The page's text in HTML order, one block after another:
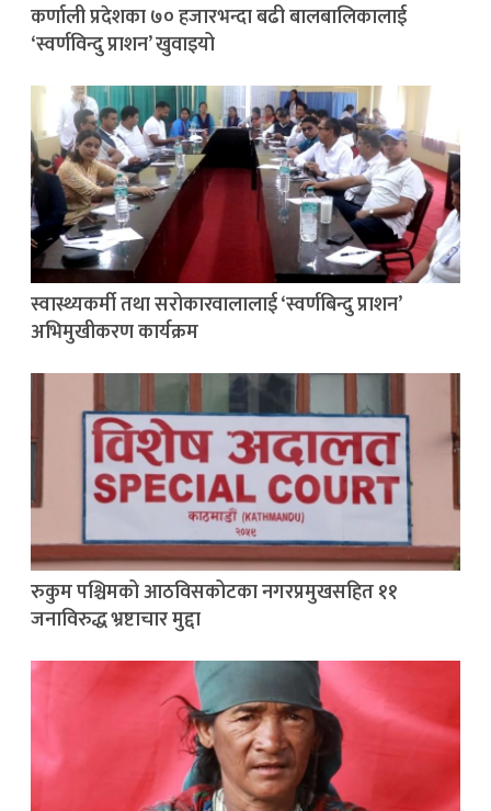
कर्णाली प्रदेशका ७० हजारभन्दा बढी बालबालिकालाई
‘स्वर्णविन्दु प्राशन’ खुवाइयो
स्वास्थ्यकर्मी तथा सरोकारवालालाई ‘स्वर्णबिन्दु प्राशन’
अभिमुखीकरण कार्यक्रम
रुकुम पश्चिमको आठविसकोटका नगरप्रमुखसहित ११
जनाविरुद्ध भ्रष्टाचार मुद्दा